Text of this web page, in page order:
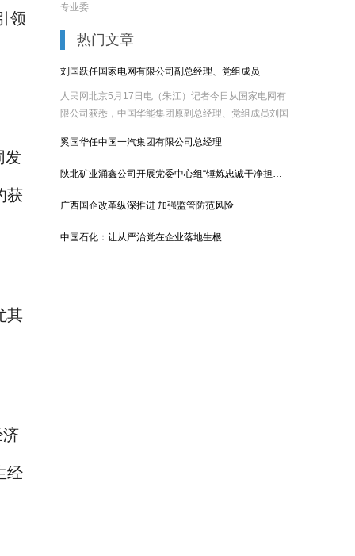
领
发
获
其
济
经
专业委
热门文章
刘国跃任国家电网有限公司副总经理、党组成员
人民网北京5月17日电（朱江）记者今日从国家电网有
限公司获悉，中国华能集团原副总经理、党组成员刘国
奚国华任中国一汽集团有限公司总经理
广西国企改革纵深推进 加强监管防范风险
中国石化：让从严治党在企业落地生根